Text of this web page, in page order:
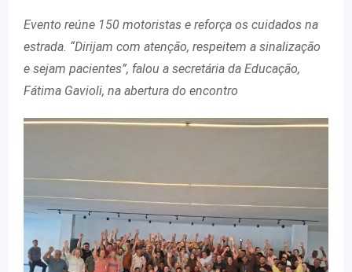
Evento reúne 150 motoristas e reforça os cuidados na
estrada. “Dirijam com atenção, respeitem a sinalização
e sejam pacientes”, falou a secretária da Educação,
Fátima Gavioli, na abertura do encontro